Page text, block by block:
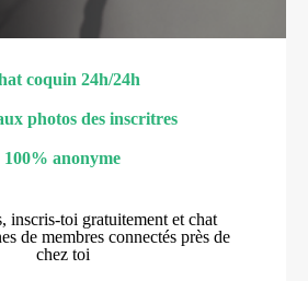
coquin 24h/24h
photos des inscritres
100% anonyme
inscris-toi gratuitement et chat
de membres connectés près de
chez toi